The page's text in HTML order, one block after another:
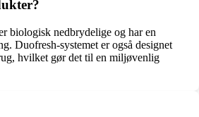
biologisk nedbrydelige og har en
Duofresh-systemet er også designet
hvilket gør det til en miljøvenlig